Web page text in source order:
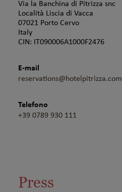
Press
Via la Banchina di Pitrizza snc
Località Liscia di Vacca
07021 Porto Cervo
Italy
CIN: IT090006A1000F2476
E-mail
reservations@hotelpitrizza.com
Telefono
+39 0789 930 111